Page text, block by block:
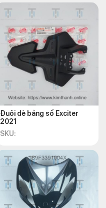
Đuôi dè bảng số Exciter
2021
SKU: